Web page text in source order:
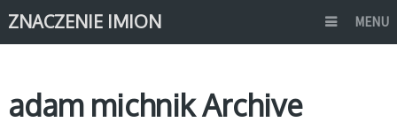
ZNACZENIE IMION MENU
adam michnik Archive